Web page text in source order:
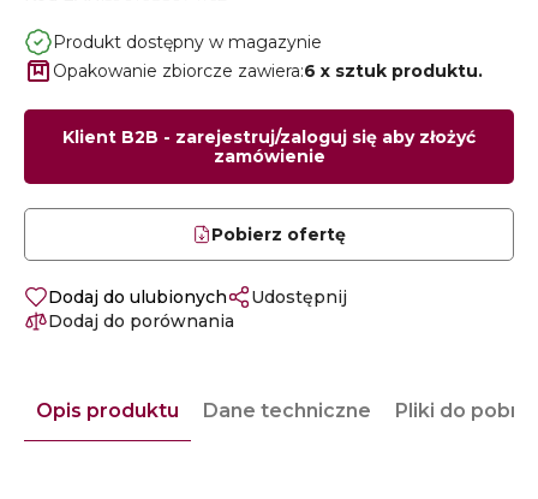
Produkt dostępny w magazynie
Opakowanie zbiorcze zawiera:6 x sztuk produktu.
Klient B2B - zarejestruj/zaloguj się aby złożyć
zamówienie
Pobierz ofertę
Dodaj do ulubionych
Udostępnij
Dodaj do porównania
Opis produktu Dane techniczne Pliki do